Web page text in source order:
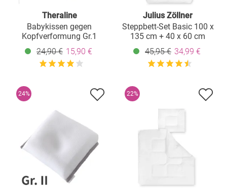
Theraline
Babykissen gegen
Kopfverformung Gr.1
24,90 € 15,90 €
Julius Zöllner
Steppbett-Set Basic 100 x
135 cm + 40 x 60 cm
45,95 € 34,99 €
24% 22%